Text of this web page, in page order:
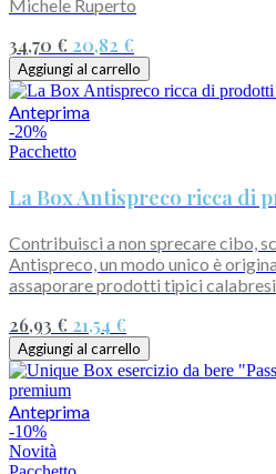
Michele Ruperto
34,70 € 20,82 €
Aggiungi al carrello
Anteprima
-20%
Pacchetto
La Box Antispreco ricca di
Contribuisci a non sprecare cibo,
Antispreco, un modo unico è
assaporare prodotti tipici
26,93 € 21,54 €
Aggiungi al carrello
Anteprima
-10%
Novità